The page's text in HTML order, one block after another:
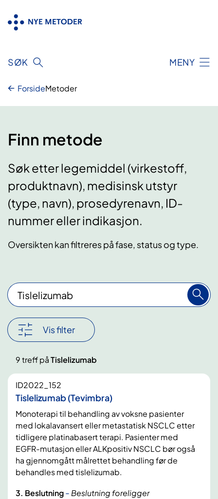
innhold
SØK MENY
ForsideMetoder
Finn metode
Søk etter legemiddel (virkestoff,
produktnavn), medisinsk utstyr
(type, navn), prosedyrenavn, ID-
nummer eller indikasjon.
Oversikten kan filtreres på fase, status og type.
S
ø
i
m
o
Vis filter
Nullstill
9 treff påTislelizumab
ID2022_152
Tislelizumab (Tevimbra)
Monoterapi til behandling av voksne pasienter
med lokalavansert eller metastatisk NSCLC etter
tidligere platinabasert terapi. Pasienter med
EGFR-mutasjon eller ALKpositiv NSCLC bør også
ha gjennomgått målrettet behandling før de
behandles med tislelizumab.
3. Beslutning- Beslutning foreligger